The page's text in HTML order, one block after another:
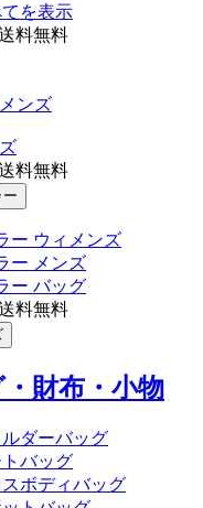
を表示
料無料
ンズ
料無料
ー ウィメンズ
ー メンズ
ー バッグ
料無料
財布・小物
ルダーバッグ
トバッグ
スボディバッグ